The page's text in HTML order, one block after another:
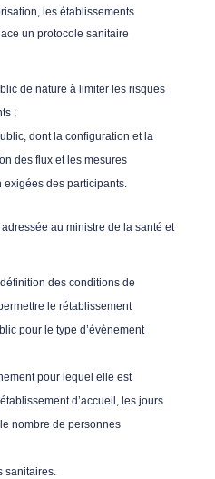
les établissements
un protocole sanitaire
de nature à limiter les risques
;
dont la configuration et la
des flux et les mesures
exigées des participants.
au ministre de la santé et
des conditions de
le rétablissement
pour le type d’évènement
pour lequel elle est
d’accueil, les jours
nombre de personnes
sanitaires.